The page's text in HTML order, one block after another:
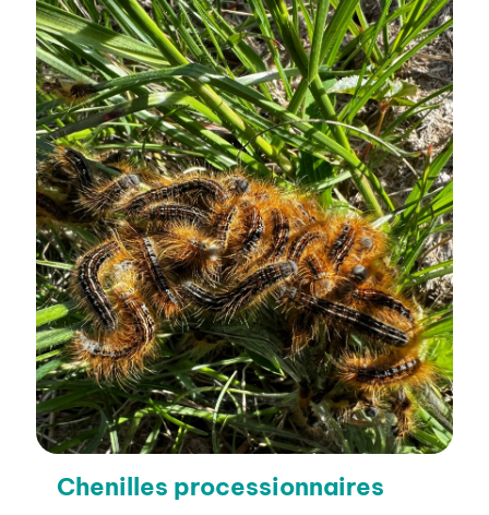
Chenilles processionnaires